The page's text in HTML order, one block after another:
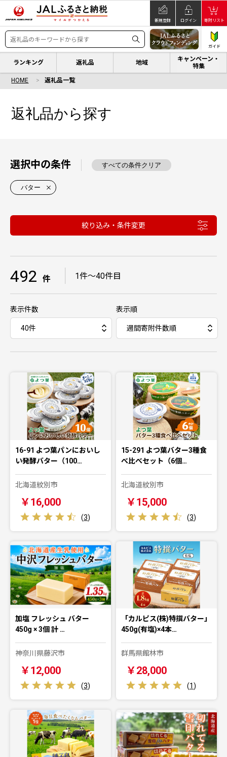
新規登録 ログイン 寄附リスト
ガイド
ランキング 返礼品 地域
キャンペーン・
特集
HOME 返礼品一覧
返礼品から探す
選択中の条件 すべての条件クリア
バター
絞り込み・条件変更
492 件 1件〜40件目
表示件数 表示順
16-91 よつ葉パンにおいし
い発酵バター（100…
北海道紋別市
￥16,000
(3)
15-291 よつ葉バター3種食
べ比べセット（6個…
北海道紋別市
￥15,000
(3)
加塩 フレッシュ バター
450g × 3個 計 …
神奈川県藤沢市
￥12,000
(3)
「カルピス(株)特撰バター」
450g(有塩)×4本…
群馬県館林市
￥28,000
(1)